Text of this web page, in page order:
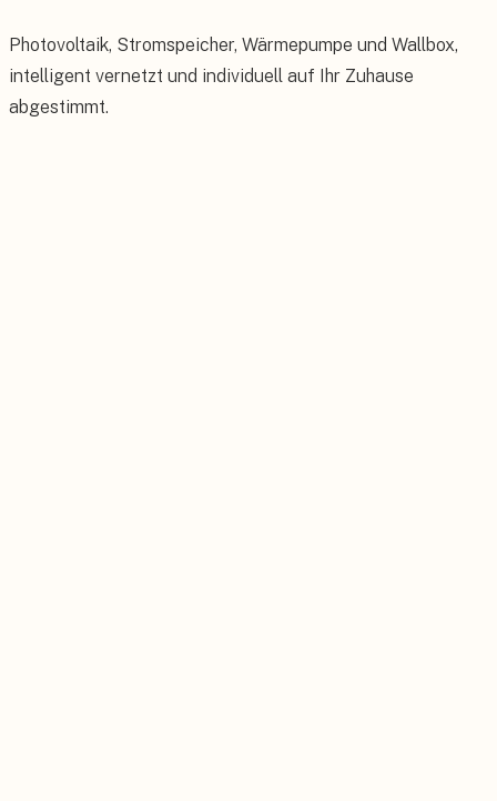
Photovoltaik, Stromspeicher, Wärmepumpe und Wallbox,
intelligent vernetzt und individuell auf Ihr Zuhause
abgestimmt.